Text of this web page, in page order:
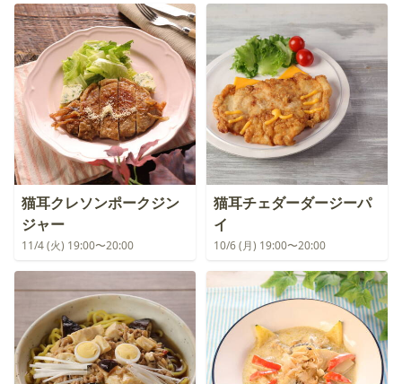
猫耳クレソンポークジン
ジャー
11/4 (火) 19:00〜20:00
猫耳チェダーダージーパ
イ
10/6 (月) 19:00〜20:00